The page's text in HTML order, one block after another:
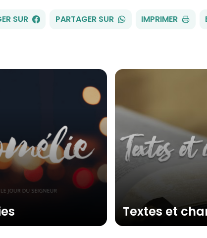
SUR FACEBOOK
PARTAGER SUR WHATSAPP
IMPRIMER
Textes et